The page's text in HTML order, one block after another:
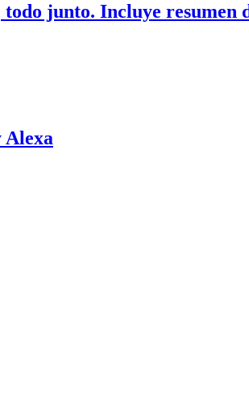
junto. Incluye resumen
Alexa